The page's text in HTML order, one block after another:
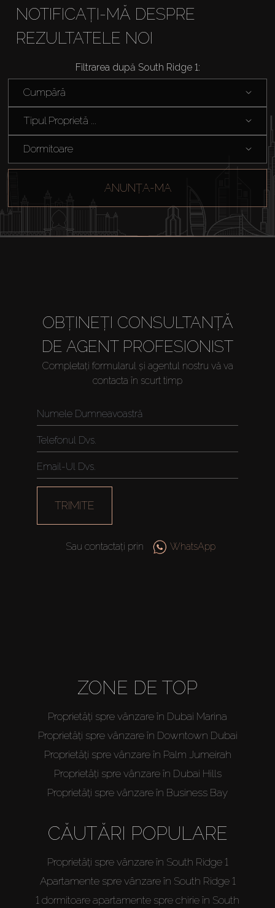
Cumpărați
Închiriați
Agenți
NOTIFICAȚI-MĂ DESPRE
REZULTATELE NOI
Filtrarea după South Ridge 1:
Cumpără
Tipul Proprietă ...
Dormitoare
ANUNȚA-MA
OBȚINEȚI CONSULTANȚĂ
DE AGENT PROFESIONIST
Completați formularul și agentul nostru vă va
contacta în scurt timp
TRIMITE
Sau contactați prin WhatsApp
ZONE DE TOP
Proprietăți spre vânzare în Dubai Marina
Proprietăți spre vânzare în Downtown Dubai
Proprietăți spre vânzare în Palm Jumeirah
Proprietăți spre vânzare în Dubai Hills
Proprietăți spre vânzare în Business Bay
CĂUTĂRI POPULARE
Proprietăți spre vânzare în South Ridge 1
Apartamente spre vânzare în South Ridge 1
1 dormitoare apartamente spre chirie în South